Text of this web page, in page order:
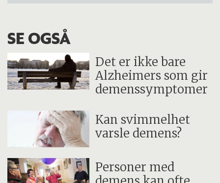
demens og årsaker til demens.
Gjøre det mulig å kunne vurdere i hvilken
grad biomarkører, arvelige faktorer og
betennelse i kroppen har sammenheng
Studere hvordan arv og miljøfaktorer
virker sammen i forhold til utvikling av
demens.
Undersøke sammenhengen mellom
SE OGSÅ
Det er ikke bare
Alzheimers som gir
demenssymptomer
Kan svimmelhet
varsle demens?
Personer med